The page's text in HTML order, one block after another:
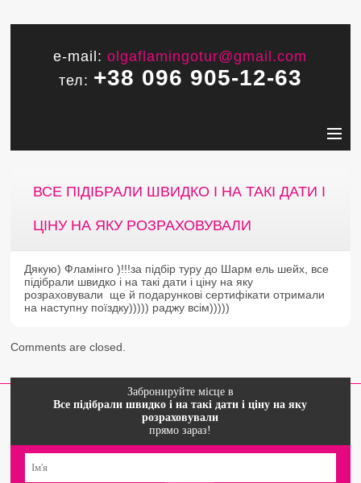
e-mail:olgaflamingotur@gmail.com
тел: +38 096 905-12-63
ВСЕ ПІДІБРАЛИ ШВИДКО І НА ТАКІ ДАТИ І
ЦІНУ НА ЯКУ РОЗРАХОВУВАЛИ
Дякую) Фламінго )!!!за підбір туру до Шарм ель шейх, все
підібрали швидко і на такі дати і ціну на яку
розраховували ще й подарункові сертифікати отримали
на наступну поїздку))))) раджу всім)))))
Comments are closed.
Забронируйте місце в
Все підібрали швидко і на такі дати і ціну на яку
розраховували
прямо зараз!